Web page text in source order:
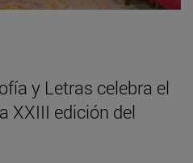
y Letras celebra el
XXIII edición del